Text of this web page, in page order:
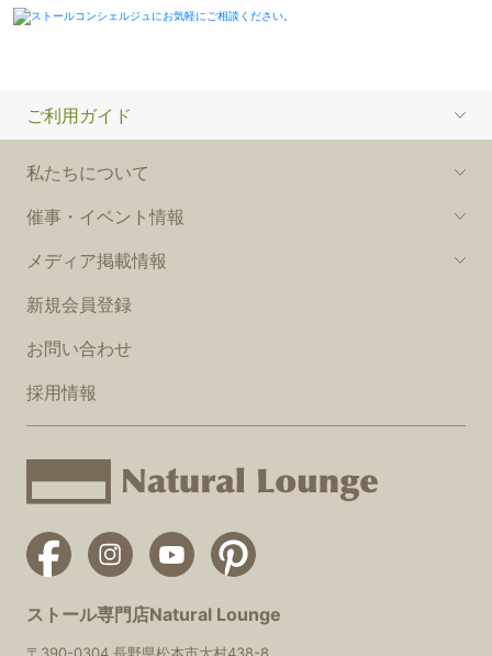
ご利用ガイド
私たちについて
催事・イベント情報
メディア掲載情報
新規会員登録
お問い合わせ
採用情報
ストール専門店Natural Lounge